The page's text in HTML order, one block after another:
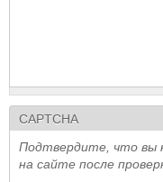
CAPTCHA
Подтвердите, что вы
на сайте после